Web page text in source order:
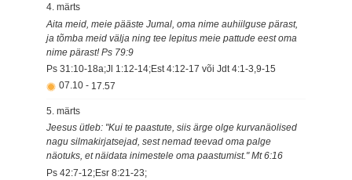
4. märts
Aita meid, meie pääste Jumal, oma nime auhiilguse pärast,
ja tõmba meid välja ning tee lepitus meie pattude eest oma
nime pärast! Ps 79:9
Ps 31:10-18a;Jl 1:12-14;Est 4:12-17 või Jdt 4:1-3,9-15
07.10 - 17.57
5. märts
Jeesus ütleb: "Kui te paastute, siis ärge olge kurvanäolised
nagu silmakirjatsejad, sest nemad teevad oma palge
näotuks, et näidata inimestele oma paastumist." Mt 6:16
Ps 42:7-12;Esr 8:21-23;